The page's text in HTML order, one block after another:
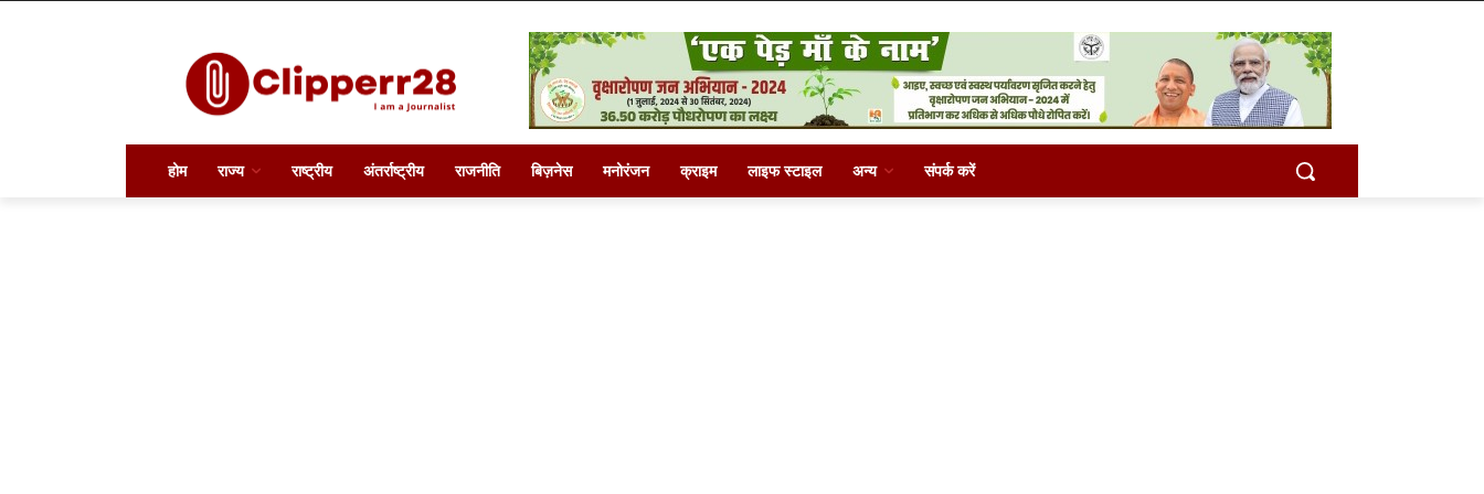
होम राज्य राष्ट्रीय अंतर्राष्ट्रीय राजनीति बिज़नेस मनोरंजन क्राइम लाइफ स्टाइल अन्य संपर्क करें